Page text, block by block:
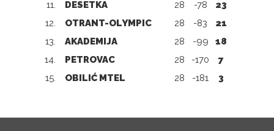
11.
DESETKA 28 -78
23
12.
OTRANT-OLYMPIC 28 -83
21
13.
AKADEMIJA 28 -99
18
14.
PETROVAC 28 -170
7
15.
OBILIĆ MTEL 28 -181 3